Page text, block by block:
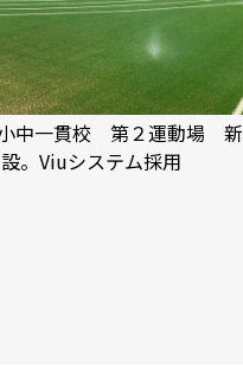
中一貫校 第２運動場 新
設。Viuシステム採用